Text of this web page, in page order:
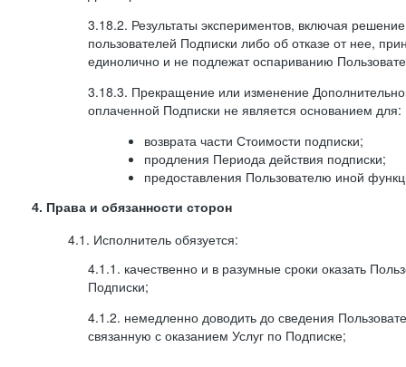
3.18.2. Результаты экспериментов, включая
пользователей Подписки либо об отказе от нее,
единолично и не подлежат оспариванию
3.18.3. Прекращение или изменение
оплаченной Подписки не является основанием для:
возврата части Стоимости подписки;
продления Периода действия подписки;
предоставления Пользователю иной
4. Права и обязанности сторон
4.1. Исполнитель обязуется:
4.1.1. качественно и в разумные сроки оказать
Подписки;
4.1.2. немедленно доводить до сведения
связанную с оказанием Услуг по Подписке;